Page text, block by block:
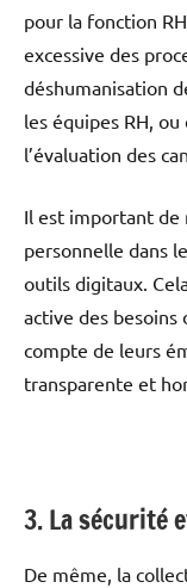
pour la fonction
excessive des
déshumanisation
les équipes RH,
l’évaluation des
Il est important de
personnelle dans
outils digitaux.
active des besoins
compte de leurs
transparente et
3. La sécurité
De même, la